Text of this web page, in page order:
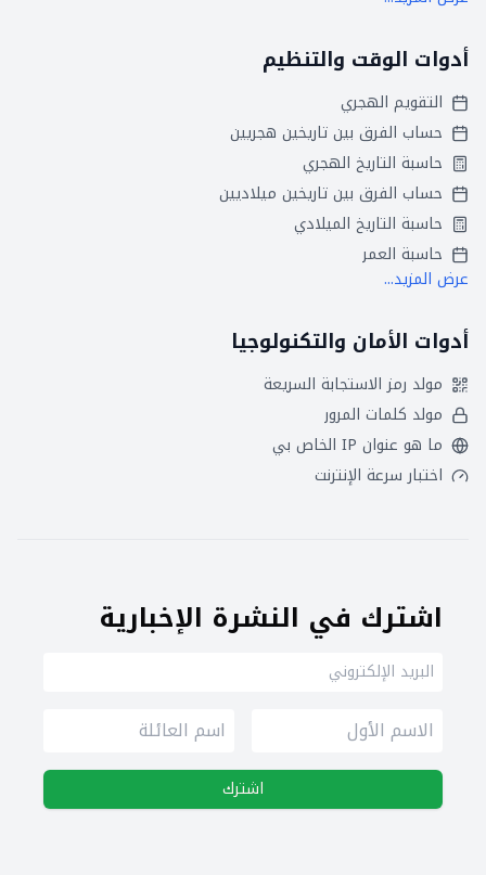
أدوات الوقت والتنظيم
التقويم الهجري
حساب الفرق بين تاريخين هجريين
حاسبة التاريخ الهجري
حساب الفرق بين تاريخين ميلاديين
حاسبة التاريخ الميلادي
حاسبة العمر
عرض المزيد...
أدوات الأمان والتكنولوجيا
مولد رمز الاستجابة السريعة
مولد كلمات المرور
ما هو عنوان IP الخاص بي
اختبار سرعة الإنترنت
اشترك في النشرة الإخبارية
اشترك